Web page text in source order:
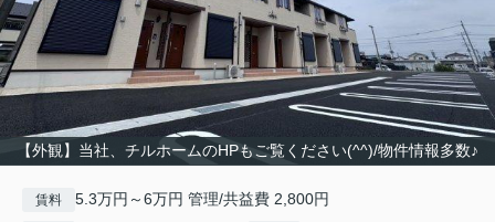
【外観】当社、チルホームのHPもご覧ください(^^)/物件情報多数♪
賃料 5.3万円～6万円 管理/共益費 2,800円